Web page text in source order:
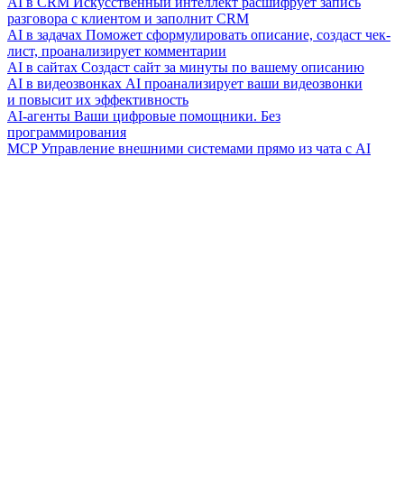
разговора с клиентом и заполнит CRM
AI в задачах Поможет сформулировать описание, создаст чек-
лист, проанализирует комментарии
AI в сайтах Создаст сайт за минуты по вашему описанию
AI в видеозвонках AI проанализирует ваши видеозвонки
и повысит их эффективность
AI-агенты Ваши цифровые помощники. Без
программирования
MCP Управление внешними системами прямо из чата с AI